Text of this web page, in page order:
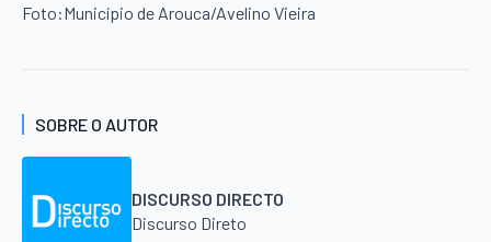
Foto:Município de Arouca/Avelino Vieira
SOBRE O AUTOR
DISCURSO DIRECTO
Discurso Direto